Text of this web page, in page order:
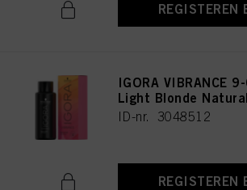
REGISTEREN
IGORA VIBRANCE
Light Blonde
ID-nr. 3048512
REGISTEREN